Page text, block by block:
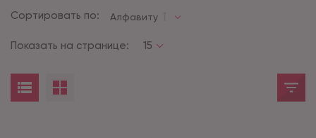
Сортировать по: Алфавиту
Показать на странице: 15